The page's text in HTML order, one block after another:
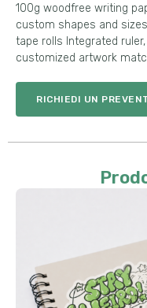
100g woodfree writing
custom shapes and sizes
tape rolls Integrated ruler,
customized artwork
RICHIEDI UN